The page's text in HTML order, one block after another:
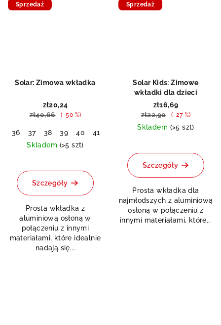
Sprzedaż
Solar: Zimowa wkładka
zł20,24
zł40,66
(–50 %)
36 37 38 39 40 41 46 47
Skladem (>5 szt)
Szczegóły
Prosta wkładka z
aluminiową osłoną w
połączeniu z innymi
materiałami, które idealnie
nadają się...
Sprzedaż
Solar Kids: Zimowe
wkładki dla dzieci
zł16,69
zł22,90
(–27 %)
Skladem (>5 szt)
Szczegóły
Prosta wkładka dla
najmłodszych z aluminiową
osłoną w połączeniu z
innymi materiałami, które...
Powered by chaterimo